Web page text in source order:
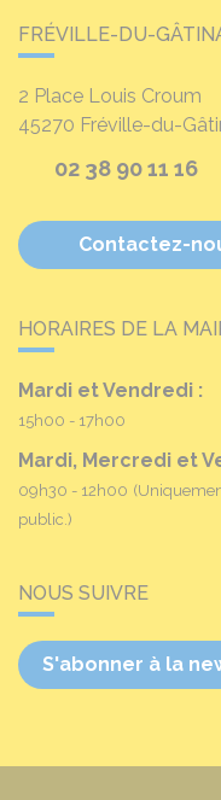
FRÉVILLE-DU-
2 Place Louis Croum
45270 Fréville-du-
02 38 90 11 16
Contactez-
HORAIRES DE LA
Mardi et Vendredi :
15h00 - 17h00
Mardi, Mercredi et
09h30 - 12h00
public.)
NOUS SUIVRE
S'abonner à la